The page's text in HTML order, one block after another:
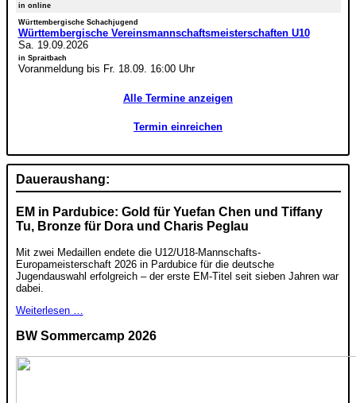
in online
Württembergische Schachjugend
Württembergische Vereinsmannschaftsmeisterschaften U10
Sa. 19.09.2026
in Spraitbach
Voranmeldung bis Fr. 18.09. 16:00 Uhr
Alle Termine anzeigen
Termin einreichen
Daueraushang:
EM in Pardubice: Gold für Yuefan Chen und Tiffany
Tu, Bronze für Dora und Charis Peglau
Mit zwei Medaillen endete die U12/U18-Mannschafts-
Europameisterschaft 2026 in Pardubice für die deutsche
Jugendauswahl erfolgreich – der erste EM-Titel seit sieben Jahren war
dabei.
Weiterlesen …
BW Sommercamp 2026